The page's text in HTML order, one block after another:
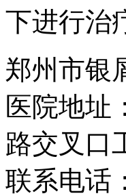
下进行治
郑州市银
医院地址
路交叉口
联系电话